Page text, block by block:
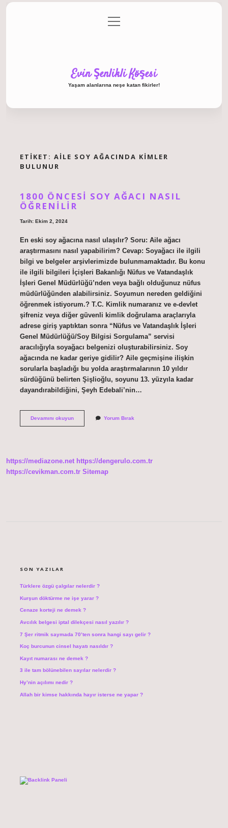
Gizlilik Politikası
menüyü
aç
Evin Şenlikli Köşesi
Yaşam alanlarına neşe katan fikirler!
ETIKET: AILE SOY AĞACINDA KIMLER
BULUNUR
1800 ÖNCESI SOY AĞACI NASIL
ÖĞRENILIR
Tarih: Ekim 2, 2024
En eski soy ağacına nasıl ulaşılır? Soru: Aile ağacı
araştırmasını nasıl yapabilirim? Cevap: Soyağacı ile ilgili
bilgi ve belgeler arşivlerimizde bulunmamaktadır. Bu konu
ile ilgili bilgileri İçişleri Bakanlığı Nüfus ve Vatandaşlık
İşleri Genel Müdürlüğü’nden veya bağlı olduğunuz nüfus
müdürlüğünden alabilirsiniz. Soyumun nereden geldiğini
öğrenmek istiyorum.? T.C. Kimlik numaranız ve e-devlet
şifreniz veya diğer güvenli kimlik doğrulama araçlarıyla
adrese giriş yaptıktan sonra “Nüfus ve Vatandaşlık İşleri
Genel Müdürlüğü/Soy Bilgisi Sorgulama” servisi
aracılığıyla soyağacı belgenizi oluşturabilirsiniz. Soy
ağacında ne kadar geriye gidilir? Aile geçmişine ilişkin
sorularla başladığı bu yolda araştırmalarının 10 yıldır
sürdüğünü belirten Şişlioğlu, soyunu 13. yüzyıla kadar
dayandırabildiğini, Şeyh Edebali’nin…
Devamını okuyun1800
Yorum Bırak
https://mediazone.net https://dengerulo.com.tr
https://cevikman.com.tr Sitemap
SON YAZILAR
Türklere özgü çalgılar nelerdir ?
Kurşun döktürme ne işe yarar ?
Cenaze korteji ne demek ?
Avcılık belgesi iptal dilekçesi nasıl yazılır ?
7 Şer ritmik saymada 70’ten sonra hangi sayı gelir ?
Koç burcunun cinsel hayatı nasıldır ?
Kayıt numarası ne demek ?
3 ile tam bölünebilen sayılar nelerdir ?
Hy’nin açılımı nedir ?
Allah bir kimse hakkında hayır isterse ne yapar ?